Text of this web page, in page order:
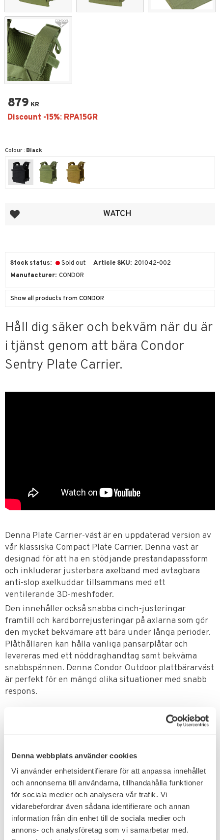
Denna webbplats använder cookies
Vi använder enhetsidentifierare för att anpassa innehållet
och annonserna till användarna, tillhandahålla funktioner
för sociala medier och analysera vår trafik. Vi
vidarebefordrar även sådana identifierare och annan
information från din enhet till de sociala medier och
annons- och analysföretag som vi samarbetar med.
879 KR
Colour : Black
Add to favorites WATCH
Stock status Sold out Article SKU
201042-002
Manufacturer CONDOR
Show all products from CONDOR
Håll dig säker och bekväm när du är
i tjänst genom att bära Condor
Sentry Plate Carrier.
Denna Plate Carrier-väst är en uppdaterad version av
vår klassiska Compact Plate Carrier. Denna väst är
designad för att ha en stödjande prestandapassform
och inkluderar justerbara axelband med avtagbara
anti-slop axelkuddar tillsammans med ett
ventilerande 3D-meshfoder.
Den innehåller också snabba cinch-justeringar
framtill och kardborrejusteringar på axlarna som gör
den mycket bekvämare att bära under långa perioder.
Plåthållaren kan hålla vanliga pansarplåtar och
levereras med ett nöddraghandtag samt bekväma
snabbspännen. Denna Condor Outdoor plattbärarväst
är perfekt för en mängd olika situationer med snabb
respons.
Removable padded shoulder pads with hook and loop
guides
Adjustable shoulder straps
Hook and loop webbing
MOLLE webbing for modular attachments
Breathable 3D Mesh liner
Quick release buckles